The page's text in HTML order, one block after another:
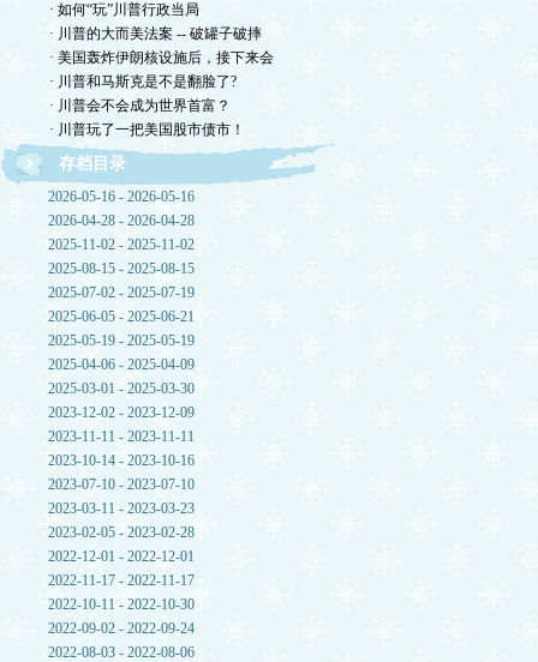
· 如何“玩”川普行政当局
· 川普的大而美法案 -- 破罐子破摔
· 美国轰炸伊朗核设施后，接下来会
· 川普和马斯克是不是翻脸了?
· 川普会不会成为世界首富？
· 川普玩了一把美国股市债市！
存档目录
2026-05-16 - 2026-05-16
2026-04-28 - 2026-04-28
2025-11-02 - 2025-11-02
2025-08-15 - 2025-08-15
2025-07-02 - 2025-07-19
2025-06-05 - 2025-06-21
2025-05-19 - 2025-05-19
2025-04-06 - 2025-04-09
2025-03-01 - 2025-03-30
2023-12-02 - 2023-12-09
2023-11-11 - 2023-11-11
2023-10-14 - 2023-10-16
2023-07-10 - 2023-07-10
2023-03-11 - 2023-03-23
2023-02-05 - 2023-02-28
2022-12-01 - 2022-12-01
2022-11-17 - 2022-11-17
2022-10-11 - 2022-10-30
2022-09-02 - 2022-09-24
2022-08-03 - 2022-08-06